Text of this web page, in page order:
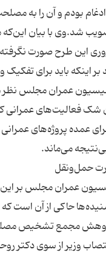
ادغام بودم و آن را به
شد.وی با بیان این‌که
این طرح صورت نگرفته
اینکه باید برای
عمران مجلس نظر
فعالیت‌های عمرانی
عمران مجلس بر این
حاکی از آن است
مجمع تشخیص مصلحت
وزیر از سوی دکتر